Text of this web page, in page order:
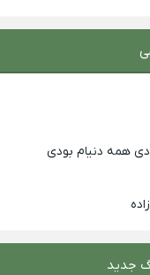
همه دنیام بودی
جدید